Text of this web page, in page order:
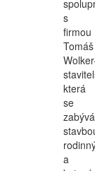
s
firmou
Tomáš
Wolker-
která
se
zabývá
stavbou
rodinných
a